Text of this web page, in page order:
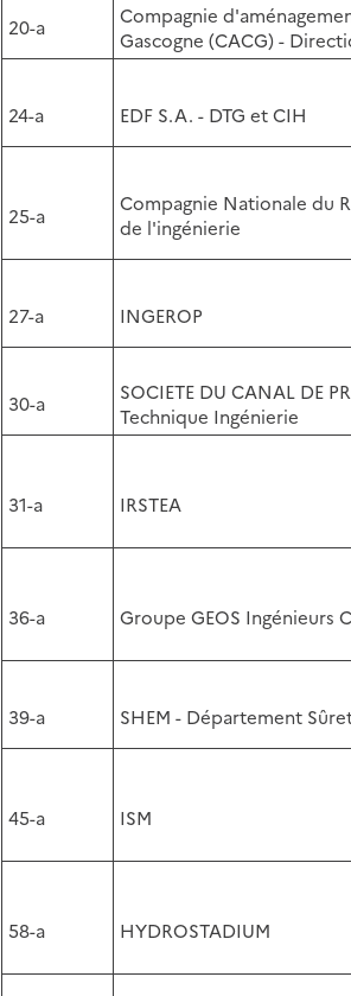
20-a
Compagnie
Gascogne (CACG) -
24-a EDF S.A. - DTG et CIH
25-a
Compagnie Nationale du
de l'ingénierie
27-a INGEROP
30-a
SOCIETE DU CANAL DE
Technique Ingénierie
31-a IRSTEA
36-a Groupe GEOS Ingénieurs
39-a SHEM - Département
45-a ISM
58-a HYDROSTADIUM